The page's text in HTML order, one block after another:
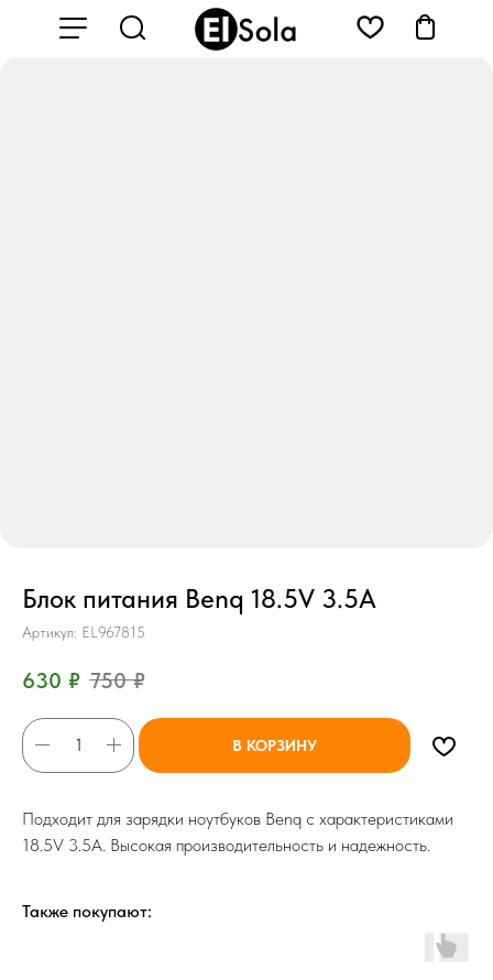
Блок питания Benq 18.5V 3.5A
Артикул: EL967815
630 ₽ 750 ₽
В КОРЗИНУ
Подходит для зарядки ноутбуков Benq с характеристиками
18.5V 3.5A. Высокая производительность и надежность.
Также покупают: